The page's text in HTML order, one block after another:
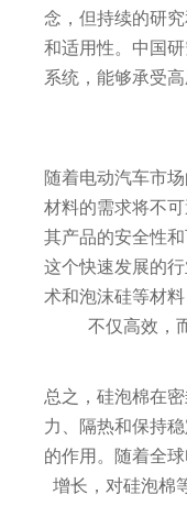
念，但持续的研
和适用性。中国
系统，能够承受
随着电动汽车市
材料的需求将不
其产品的安全性
这个快速发展的
术和泡沫硅等材
不仅高效，
总之，硅泡棉在
力、隔热和保持
的作用。随着全
增长，对硅泡棉